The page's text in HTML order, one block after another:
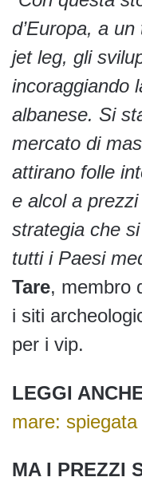
d’Europa, a
jet leg, gli
incoraggiando
albanese. Si
mercato di
attirano folle
e alcol a
strategia che
tutti i Paesi
Tare, membro
i siti
per i vip.
LEGGI
mare:
MA I PREZZI